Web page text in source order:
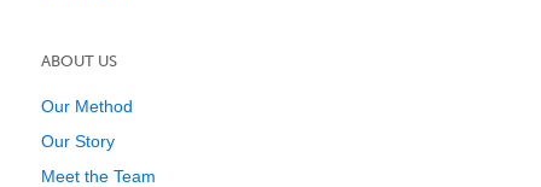
ABOUT US
Our Method
Our Story
Meet the Team